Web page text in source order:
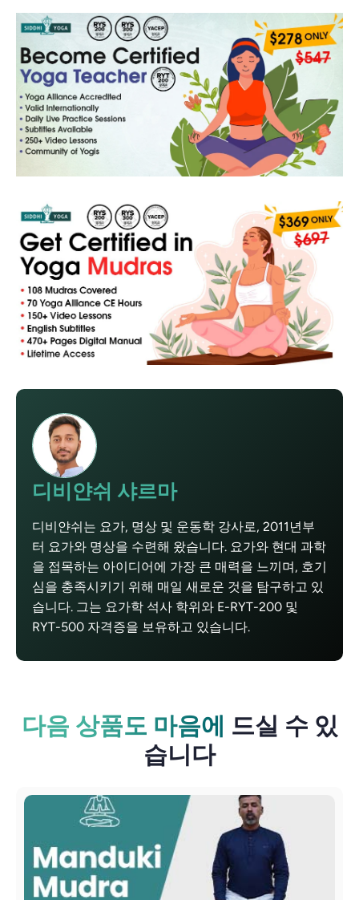
디비얀쉬 샤르마
디비얀쉬는 요가, 명상 및 운동학 강사로, 2011년부
터 요가와 명상을 수련해 왔습니다. 요가와 현대 과학
을 접목하는 아이디어에 가장 큰 매력을 느끼며, 호기
심을 충족시키기 위해 매일 새로운 것을 탐구하고 있
습니다. 그는 요가학 석사 학위와 E-RYT-200 및
RYT-500 자격증을 보유하고 있습니다.
다음 상품도 마음에 드실 수 있
습니다